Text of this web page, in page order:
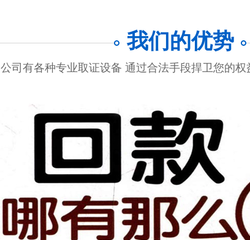
我们的优势
公司有各种专业取证设备 通过合法手段捍卫您的